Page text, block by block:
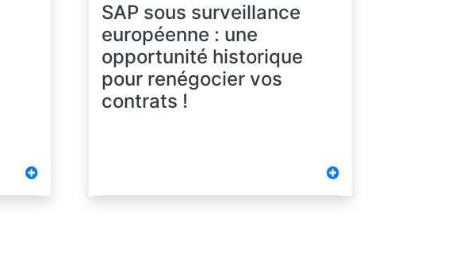
SAP sous surveillance
européenne : une
opportunité historique
pour renégocier vos
contrats !